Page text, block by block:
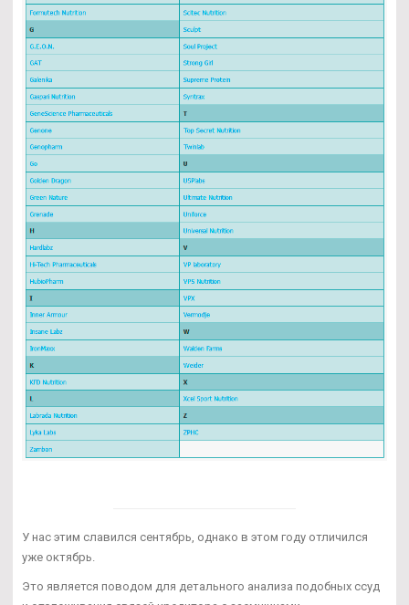
У нас этим славился сентябрь, однако в этом году отличился
уже октябрь.
Это является поводом для детального анализа подобных ссуд